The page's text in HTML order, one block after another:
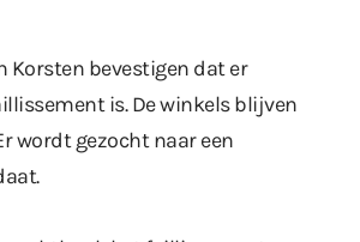
Korsten bevestigen dat er
is. De winkels blijven
wordt gezocht naar een